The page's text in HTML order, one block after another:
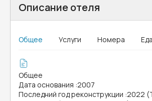
Описание отеля
Общее Услуги Номера
Общее
Дата основания :2007
Последний год реконструкции :2022